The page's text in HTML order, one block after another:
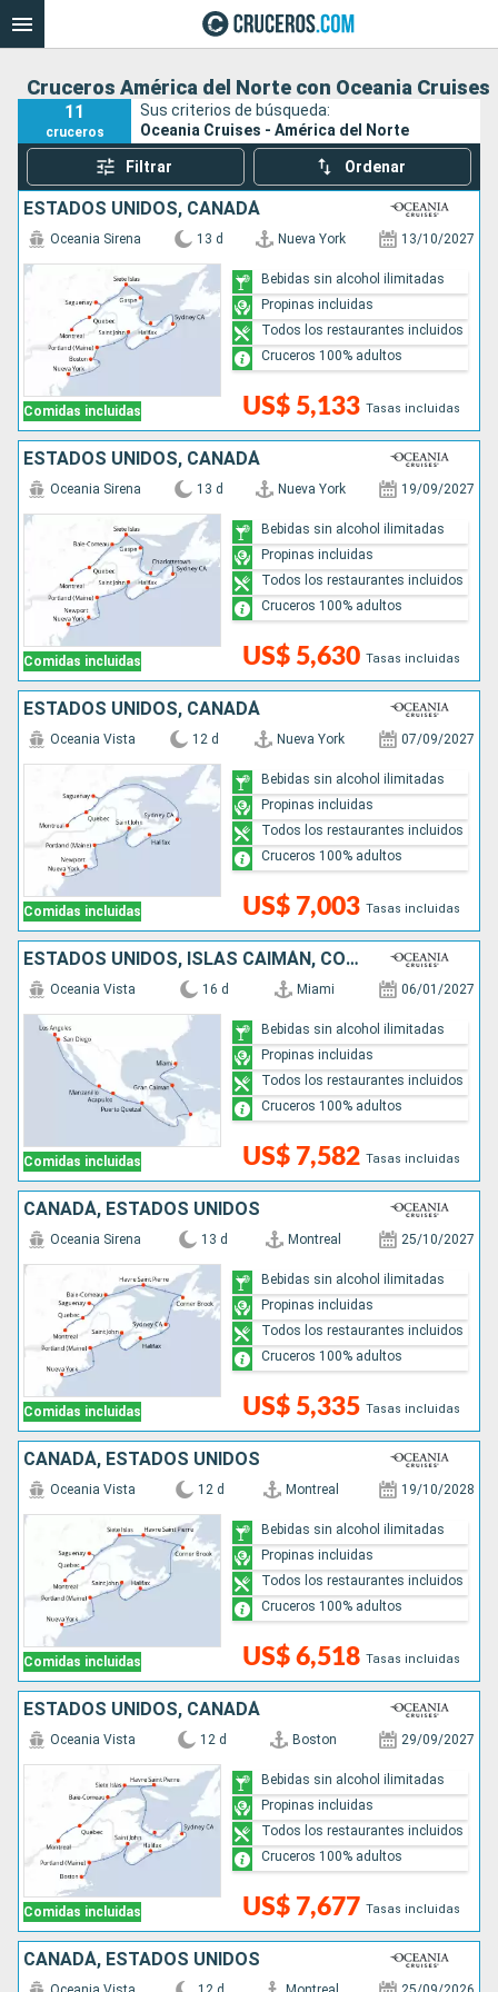
Cruceros América del Norte con Oceania Cruises
11
cruceros
Sus criterios de búsqueda:
Oceania Cruises - América del Norte
Filtrar Ordenar
ESTADOS UNIDOS, CANADÁ
Comidas incluidas
Oceania Sirena 13 d Nueva York 13/10/2027
US$ 5,133 Tasas incluidas
Bebidas sin alcohol ilimitadas
Propinas incluidas
Todos los restaurantes incluidos
Cruceros 100% adultos
ESTADOS UNIDOS, CANADÁ
Comidas incluidas
Oceania Sirena 13 d Nueva York 19/09/2027
US$ 5,630 Tasas incluidas
Bebidas sin alcohol ilimitadas
Propinas incluidas
Todos los restaurantes incluidos
Cruceros 100% adultos
ESTADOS UNIDOS, CANADÁ
Comidas incluidas
Oceania Vista 12 d Nueva York 07/09/2027
US$ 7,003 Tasas incluidas
Bebidas sin alcohol ilimitadas
Propinas incluidas
Todos los restaurantes incluidos
Cruceros 100% adultos
ESTADOS UNIDOS, ISLAS CAIMÁN, COLOMBIA, GUATEMALA, MÉXICO
Comidas incluidas
Oceania Vista 16 d Miami 06/01/2027
US$ 7,582 Tasas incluidas
Bebidas sin alcohol ilimitadas
Propinas incluidas
Todos los restaurantes incluidos
Cruceros 100% adultos
CANADÁ, ESTADOS UNIDOS
Comidas incluidas
Oceania Sirena 13 d Montreal 25/10/2027
US$ 5,335 Tasas incluidas
Bebidas sin alcohol ilimitadas
Propinas incluidas
Todos los restaurantes incluidos
Cruceros 100% adultos
CANADÁ, ESTADOS UNIDOS
Comidas incluidas
Oceania Vista 12 d Montreal 19/10/2028
US$ 6,518 Tasas incluidas
Bebidas sin alcohol ilimitadas
Propinas incluidas
Todos los restaurantes incluidos
Cruceros 100% adultos
ESTADOS UNIDOS, CANADÁ
Comidas incluidas
Oceania Vista 12 d Boston 29/09/2027
US$ 7,677 Tasas incluidas
Bebidas sin alcohol ilimitadas
Propinas incluidas
Todos los restaurantes incluidos
Cruceros 100% adultos
CANADÁ, ESTADOS UNIDOS